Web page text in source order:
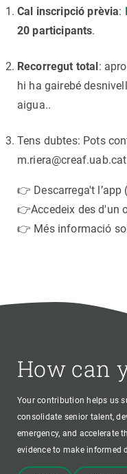
Cal inscripció prèvia:
20 participants.
Recorregut total:
hi ha gairebé
aigua..
Tens dubtes: Pots
m.riera@creaf.uab.cat
👉 Descarrega't l’app (
👉Accedeix des d'un
👉 Més informació
How can
Your contribution helps us
consolidate senior talent,
emergency, and accelerate
evidence to make informed